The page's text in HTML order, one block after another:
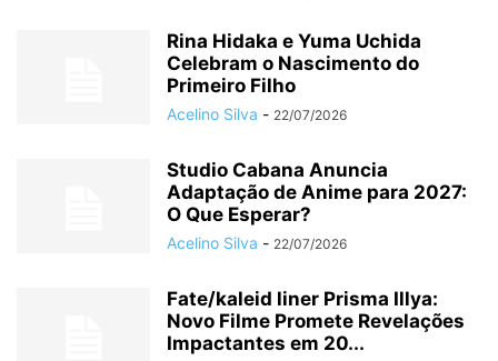
Rina Hidaka e Yuma Uchida
Celebram o Nascimento do
Primeiro Filho
Acelino Silva - 22/07/2026
Studio Cabana Anuncia
Adaptação de Anime para 2027:
O Que Esperar?
Acelino Silva - 22/07/2026
Fate/kaleid liner Prisma Illya:
Novo Filme Promete Revelações
Impactantes em 20...